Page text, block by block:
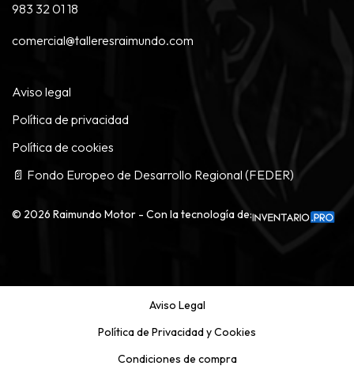
983 32 01 18
comercial@talleresraimundo.com
Aviso legal
Política de privacidad
Política de cookies
📄 Fondo Europeo de Desarrollo Regional (FEDER)
© 2026 Raimundo Motor - Con la tecnología de:
Aviso Legal
Política de Privacidad y Cookies
Condiciones de compra